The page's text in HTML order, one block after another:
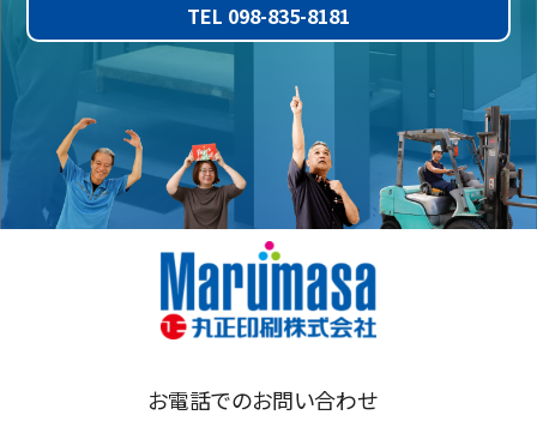
TEL 098-835-8181
お電話でのお問い合わせ